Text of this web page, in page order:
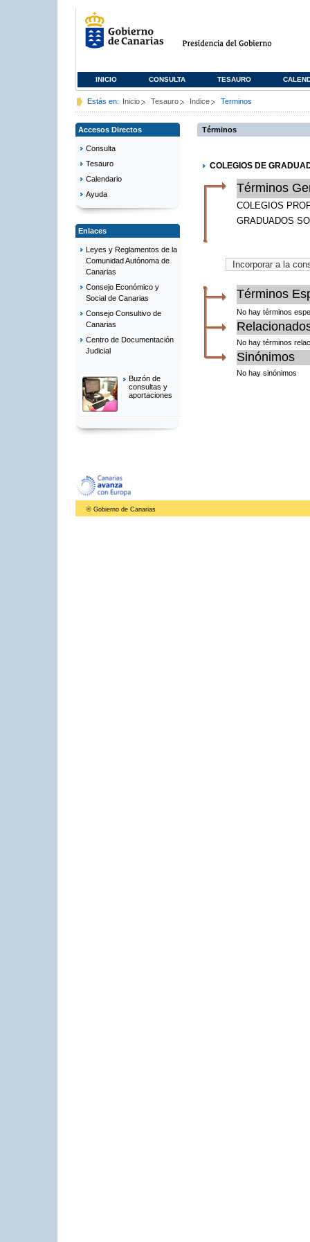
INICIO CONSULTA TESAURO
Estás en: Inicio Tesauro Indice Terminos
Accesos Directos
Consulta
Tesauro
Calendario
Ayuda
Enlaces
Leyes y Reglamentos de la
Comunidad Autónoma de
Canarias
Consejo Económico y
Social de Canarias
Consejo Consultivo de
Canarias
Centro de Documentación
Judicial
Buzón de
consultas y
aportaciones
Términos
COLEGIOS DE
Términos
COLEGIOS
GRADUADOS
Términos
No hay términos
No hay términos
Sinónimos
No hay sinónimos
© Gobierno de Canarias